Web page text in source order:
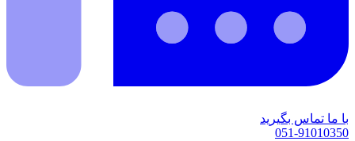
با ما تماس بگیرید
051-91010350